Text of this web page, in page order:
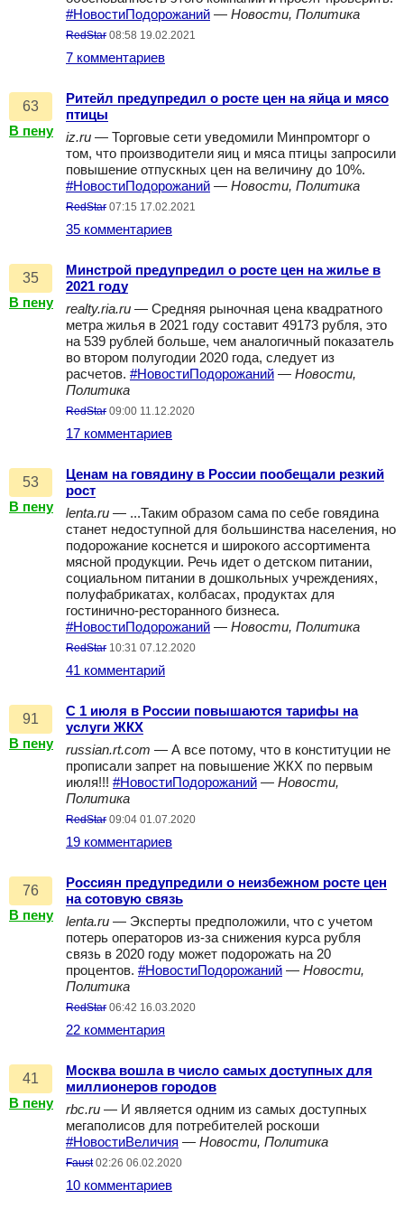
#НовостиПодорожаний — Новости, Политика
RedStar 08:58 19.02.2021
7 комментариев
63
В пену
Ритейл предупредил о росте цен на яйца и мясо
птицы
iz.ru — Торговые сети уведомили Минпромторг о
том, что производители яиц и мяса птицы запросили
повышение отпускных цен на величину до 10%.
#НовостиПодорожаний — Новости, Политика
RedStar 07:15 17.02.2021
35 комментариев
35
В пену
Минстрой предупредил о росте цен на жилье в
2021 году
realty.ria.ru — Cредняя рыночная цена квадратного
метра жилья в 2021 году составит 49173 рубля, это
на 539 рублей больше, чем аналогичный показатель
во втором полугодии 2020 года, следует из
расчетов. #НовостиПодорожаний — Новости,
Политика
RedStar 09:00 11.12.2020
17 комментариев
53
В пену
Ценам на говядину в России пообещали резкий
рост
lenta.ru — ...Таким образом сама по себе говядина
станет недоступной для большинства населения, но
подорожание коснется и широкого ассортимента
мясной продукции. Речь идет о детском питании,
социальном питании в дошкольных учреждениях,
полуфабрикатах, колбасах, продуктах для
гостинично-ресторанного бизнеса.
#НовостиПодорожаний — Новости, Политика
RedStar 10:31 07.12.2020
41 комментарий
91
В пену
С 1 июля в России повышаются тарифы на
услуги ЖКХ
russian.rt.com — А все потому, что в конституции не
прописали запрет на повышение ЖКХ по первым
июля!!! #НовостиПодорожаний — Новости,
Политика
RedStar 09:04 01.07.2020
19 комментариев
76
В пену
Россиян предупредили о неизбежном росте цен
на сотовую связь
lenta.ru — Эксперты предположили, что с учетом
потерь операторов из-за снижения курса рубля
связь в 2020 году может подорожать на 20
процентов. #НовостиПодорожаний — Новости,
Политика
RedStar 06:42 16.03.2020
22 комментария
41
В пену
Москва вошла в число самых доступных для
миллионеров городов
rbc.ru — И является одним из самых доступных
мегаполисов для потребителей роскоши
#НовостиВеличия — Новости, Политика
Faust 02:26 06.02.2020
10 комментариев